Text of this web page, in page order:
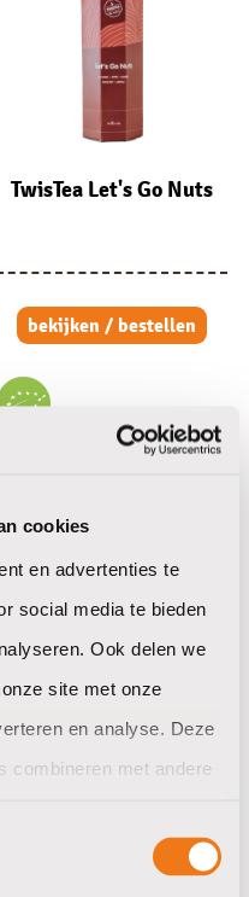
cookies
en advertenties te
social media te bieden
Ook delen we
site met onze
en analyse. Deze
combineren met andere
van hun services.
TwisTea Let's Go Nuts
bekijken / bestellen
Woman's Dream
bio
bekijken / bestellen